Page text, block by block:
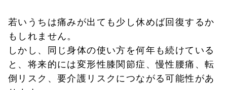
若いうちは痛みが出ても少し休めば回復するか
もしれません。
しかし、同じ身体の使い方を何年も続けている
と、将来的には変形性膝関節症、慢性腰痛、転
倒リスク、要介護リスクにつながる可能性があ